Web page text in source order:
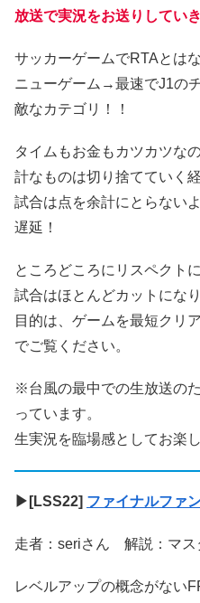
放送で実況をお送りしていき
サッカーゲームでRTAとは
ニューゲーム→最速でJ1の
敵なカテゴリ！！
タイムもお金もカツカツな
計なものは切り捨てていく
試合は点を余計にとらない
遅延！
ところどころにリスペクト
試合はほとんどカットになり
目的は、ゲームを最短クリ
でご覧ください。
※台風の最中での生放送の
っています。
生実況を臨場感としてお楽
▶[LSS22] ファイナルファ
走者：seriさん 解説：マス
レベルアップの概念がない